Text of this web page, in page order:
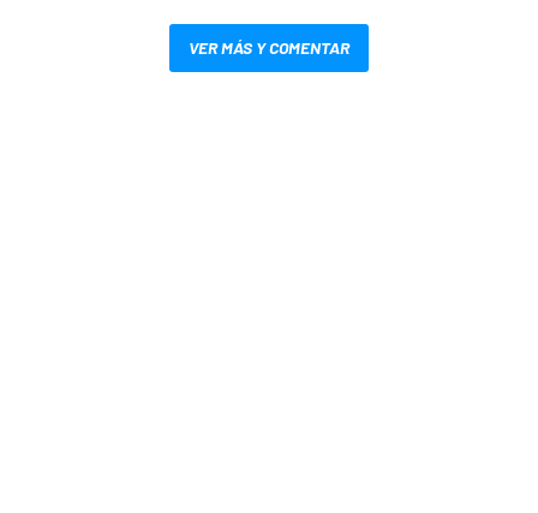
VER MÁS Y COMENTAR